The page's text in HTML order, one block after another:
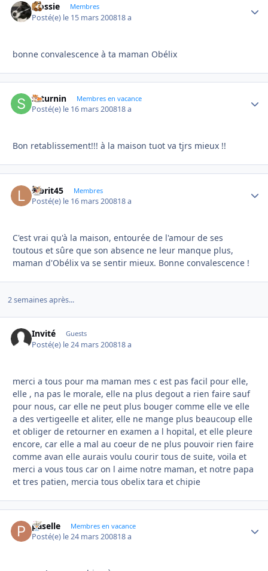
Flossie Membres
Posté(e) le 15 mars 200818 a
bonne convalescence à ta maman Obélix
saturnin Membres en vacance
Posté(e) le 16 mars 200818 a
Bon retablissement!!! à la maison tuot va tjrs mieux !!
labrit45 Membres
Posté(e) le 16 mars 200818 a
C'est vrai qu'à la maison, entourée de l'amour de ses
toutous et sûre que son absence ne leur manque plus,
maman d'Obélix va se sentir mieux. Bonne convalescence !
2 semaines après...
Invité Guests
Posté(e) le 24 mars 200818 a
merci a tous pour ma maman mes c est pas facil pour elle,
elle , na pas le morale, elle na plus degout a rien faire sauf
pour nous, car elle ne peut plus bouger comme elle ve elle
a des vertigeelle et aliter, elle ne mange plus beaucoup elle
et obliger de retourner en examen a l hopital, et elle pleure
encore, car elle a mal au coeur de ne plus pouvoir rien faire
comme avan elle aurais voulu courir tous de suite, voila et
merci a vous tous car on l aime notre maman, et notre papa
et tres patien, mercia tous obelix tara et chipie
paselle Membres en vacance
Posté(e) le 24 mars 200818 a